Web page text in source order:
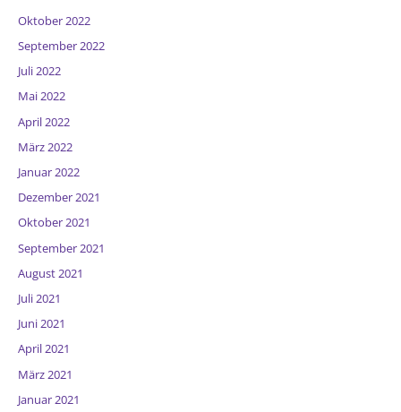
Oktober 2022
September 2022
Juli 2022
Mai 2022
April 2022
März 2022
Januar 2022
Dezember 2021
Oktober 2021
September 2021
August 2021
Juli 2021
Juni 2021
April 2021
März 2021
Januar 2021